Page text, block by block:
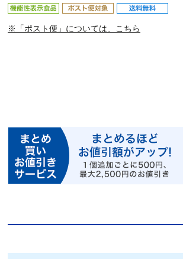
※「ポスト便」については、こちら